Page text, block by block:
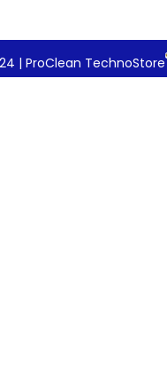
| ProClean TechnoStore